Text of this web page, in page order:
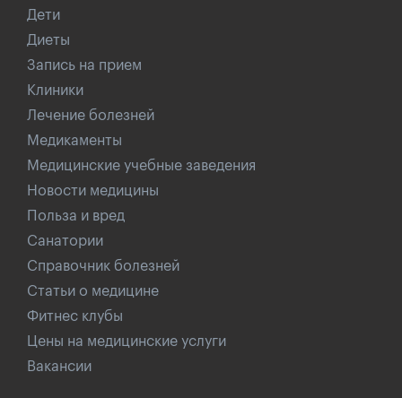
Дети
Диеты
Запись на прием
Клиники
Лечение болезней
Медикаменты
Медицинские учебные заведения
Новости медицины
Польза и вред
Санатории
Справочник болезней
Статьи о медицине
Фитнес клубы
Цены на медицинские услуги
Вакансии